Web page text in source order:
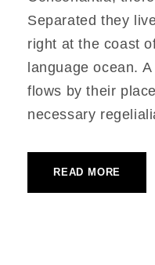
Separated they
right at the coast
language ocean.
flows by their
necessary
READ MORE